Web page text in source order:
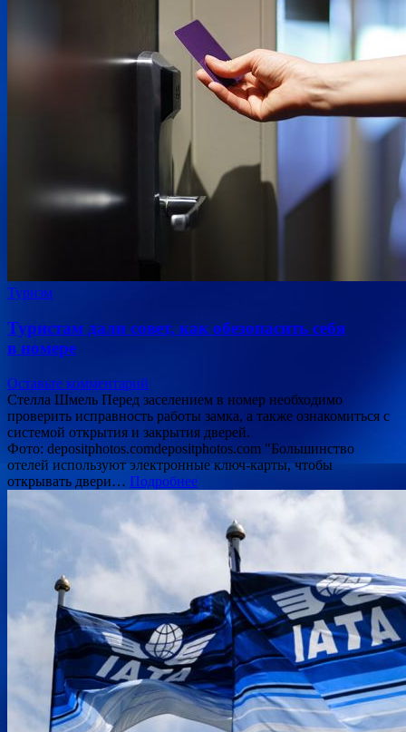
Туризм
Туристам дали совет, как обезопасить себя
в номере
Оставьте комментарий
Стелла Шмель Перед заселением в номер необходимо
проверить исправность работы замка, а также ознакомиться с
системой открытия и закрытия дверей.
Фото: depositphotos.comdepositphotos.com "Большинство
отелей используют электронные ключ-карты, чтобы
открывать двери… Подробнее